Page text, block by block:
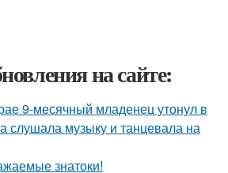
на сайте:
9-месячный младенец утонул в
слушала музыку и танцевала на
знатоки!